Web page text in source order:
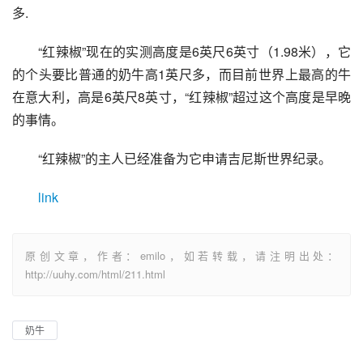
多.
“红辣椒”现在的实测高度是6英尺6英寸（1.98米），它
的个头要比普通的奶牛高1英尺多，而目前世界上最高的牛
在意大利，高是6英尺8英寸，“红辣椒”超过这个高度是早晚
的事情。
“红辣椒”的主人已经准备为它申请吉尼斯世界纪录。
link
原创文章，作者：emilo，如若转载，请注明出处：
http://uuhy.com/html/211.html
奶牛